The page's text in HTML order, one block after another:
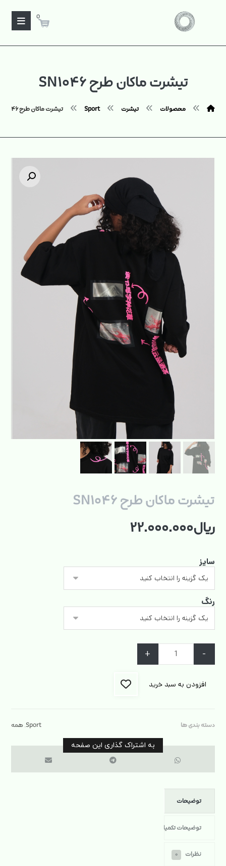
0
تیشرت ماکان طرح SN۱۰۴۶
محصولات تیشرت Sport تیشرت ماکان طرح SN۱۰۴۶
تیشرت ماکان طرح SN۱۰۴۶
ریال۲۲.۰۰۰.۰۰۰
سایز
رنگ
-
+
افزودن به سبد خرید
دسته بندی ها Sport
,همه
توضیحات
توضیحات تکمیلی
نظرات ۰